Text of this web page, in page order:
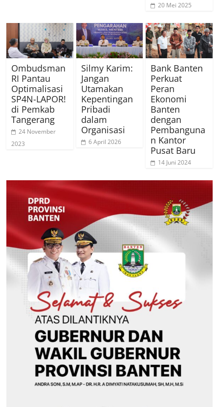
20 Mei 2025
Ombudsman
RI Pantau
Optimalisasi
SP4N-LAPOR!
di Pemkab
Tangerang
24 November
2023
Silmy Karim:
Jangan
Utamakan
Kepentingan
Pribadi
dalam
Organisasi
6 April 2026
Bank Banten
Perkuat
Peran
Ekonomi
Banten
dengan
Pembanguna
n Kantor
Pusat Baru
14 Juni 2024